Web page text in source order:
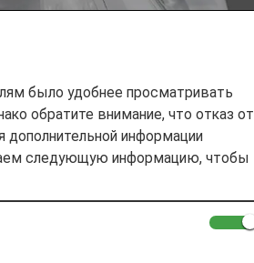
требованиями
было удобнее просматривать
обратите внимание, что отказ от
информации
следующую информацию, чтобы